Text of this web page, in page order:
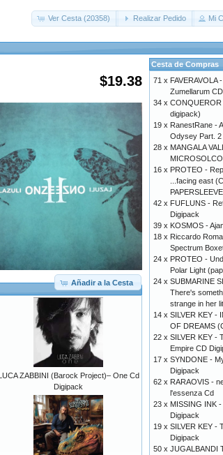
Ver Cesta (20358) Realizar Pedido Mi
$19.38
Añadir a la Cesta
LUCA ZABBINI (Barock Project)– One Cd
Digipack
Cesta de Compras
71 x FAVERAVOLA
Zumellarum CD
34 x
digipack)
19 x RanestRane -
Odysey Part. 2
28 x MANGALA
16 x PROTEO -
...facing east
42 x FUFLUNS -
Digipack
39 x KOSMOS -
18 x Riccardo
Spectrum
24 x PROTEO -
Polar Light
24 x SUBMARINE
There's
strange in her
14 x SILVER KEY -
OF DREAMS
22 x SILVER KEY -
Empire CD
17 x SYNDONE -
Digipack
62 x RARAOVIS -
l'essenza Cd
23 x MISSING INK
Digipack
19 x SILVER KEY -
Digipack
50 x JUGALBANDI